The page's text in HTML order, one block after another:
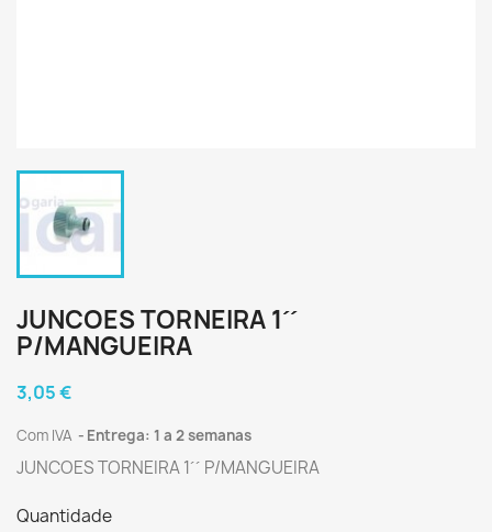
JUNCOES TORNEIRA 1´´
P/MANGUEIRA
3,05 €
Com IVA Entrega: 1 a 2 semanas
JUNCOES TORNEIRA 1´´ P/MANGUEIRA
Quantidade